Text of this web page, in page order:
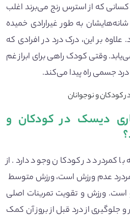
که از استرس رنج می‌برند اغلب
به طور غیرارادی خمیده
بر این، درک درد در افرادی که
وقتی کودک راهی برای ابراز غم
درد جسمی راه پیدا می‌کند.
دیسک در کودکان و
با کمردرد در کودکان وجود دارد. از
عدم ورزش است، ورزش متوسط
است. ورزش و تقویت تمرینات اصلی
جلوگیری از درد قبل از بروز آن کمک